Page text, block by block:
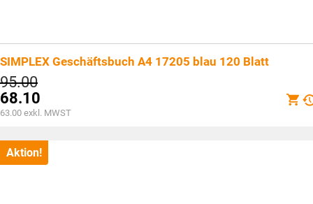
SIMPLEX Geschäftsbuch A4 17205 blau 120 Blatt
95.00Ursprünglicher
Preis
war:
CHF95.00
68.10
Aktueller
ist:
CHF68.10.
63.00 exkl. MWST
Aktion!